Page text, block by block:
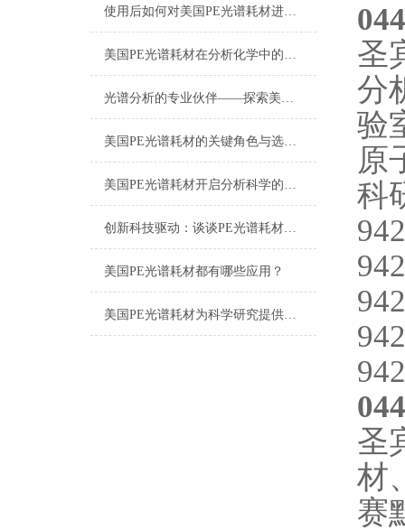
使用后如何对美国PE光谱耗材进行正确的清洁和保养？
美国PE光谱耗材在分析化学中的多样化应用与技术进展
光谱分析的专业伙伴——探索美国PE光谱耗材的世界
美国PE光谱耗材的关键角色与选择指南
美国PE光谱耗材开启分析科学的新篇章
创新科技驱动：谈谈PE光谱耗材的应用与发展
美国PE光谱耗材都有哪些应用？
美国PE光谱耗材为科学研究提供有效的支持
圣
分
验
原
科
圣
材
赛